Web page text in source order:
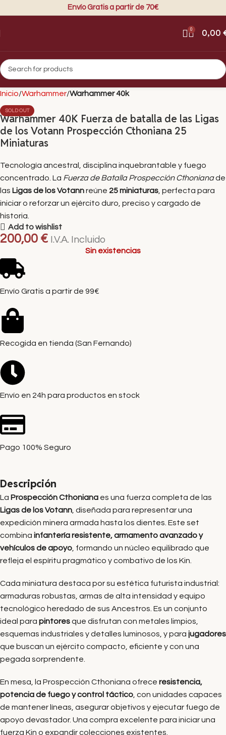
Envío Gratis a partir de 70€
0 0,00
Inicio Warhammer Warhammer 40k
SOLD OUT
Warhammer 40K Fuerza de batalla de las Ligas
de los Votann Prospección Cthoniana 25
Miniaturas
Tecnología ancestral, disciplina inquebrantable y fuego
concentrado. La Fuerza de Batalla Prospección Cthonianade
las Ligas de los Votannreúne 25 miniaturas , perfecta para
iniciar o reforzar un ejército duro, preciso y cargado de
historia.
Add to wishlist
200,00 € I.V.A. Incluido
Sin existencias
Envío Gratis a partir de 99€
Recogida en tienda (San Fernando)
Envío en 24h para productos en stock
Pago 100% Seguro
Descripción
La Prospección Cthoniana es una fuerza completa de las
Ligas de los Votann , diseñada para representar una
expedición minera armada hasta los dientes. Este set
combina infantería resistente, armamento avanzado y
vehículos de apoyo , formando un núcleo equilibrado que
refleja el espíritu pragmático y combativo de los Kin.
Cada miniatura destaca por su estética futurista industrial:
armaduras robustas, armas de alta intensidad y equipo
tecnológico heredado de sus Ancestros. Es un conjunto
ideal para pintoresque disfrutan con metales limpios,
esquemas industriales y detalles luminosos, y para jugadores
que buscan un ejército compacto, eficiente y con una
pegada sorprendente.
En mesa, la Prospección Cthoniana ofrece resistencia,
potencia de fuego y control táctico , con unidades capaces
de mantener líneas, asegurar objetivos y ejecutar fuego de
apoyo devastador. Una compra excelente para iniciar una
fuerza Kin o expandir colecciones existentes.